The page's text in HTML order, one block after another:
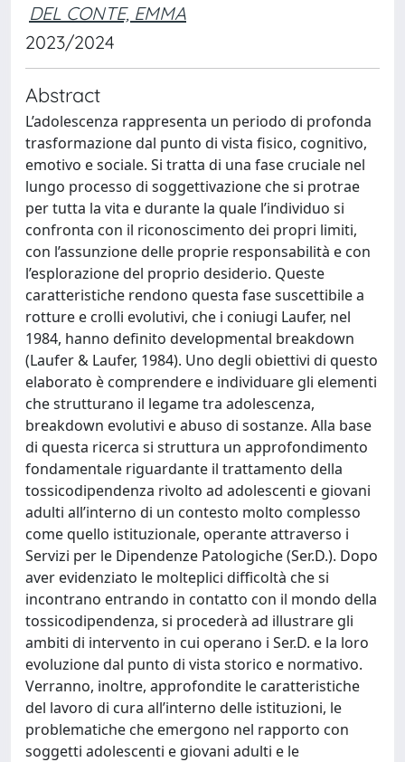
DEL CONTE, EMMA
2023/2024
Abstract
L’adolescenza rappresenta un periodo di profonda
trasformazione dal punto di vista fisico, cognitivo,
emotivo e sociale. Si tratta di una fase cruciale nel
lungo processo di soggettivazione che si protrae
per tutta la vita e durante la quale l’individuo si
confronta con il riconoscimento dei propri limiti,
con l’assunzione delle proprie responsabilità e con
l’esplorazione del proprio desiderio. Queste
caratteristiche rendono questa fase suscettibile a
rotture e crolli evolutivi, che i coniugi Laufer, nel
1984, hanno definito developmental breakdown
(Laufer & Laufer, 1984). Uno degli obiettivi di questo
elaborato è comprendere e individuare gli elementi
che strutturano il legame tra adolescenza,
breakdown evolutivi e abuso di sostanze. Alla base
di questa ricerca si struttura un approfondimento
fondamentale riguardante il trattamento della
tossicodipendenza rivolto ad adolescenti e giovani
adulti all’interno di un contesto molto complesso
come quello istituzionale, operante attraverso i
Servizi per le Dipendenze Patologiche (Ser.D.). Dopo
aver evidenziato le molteplici difficoltà che si
incontrano entrando in contatto con il mondo della
tossicodipendenza, si procederà ad illustrare gli
ambiti di intervento in cui operano i Ser.D. e la loro
evoluzione dal punto di vista storico e normativo.
Verranno, inoltre, approfondite le caratteristiche
del lavoro di cura all’interno delle istituzioni, le
problematiche che emergono nel rapporto con
soggetti adolescenti e giovani adulti e le